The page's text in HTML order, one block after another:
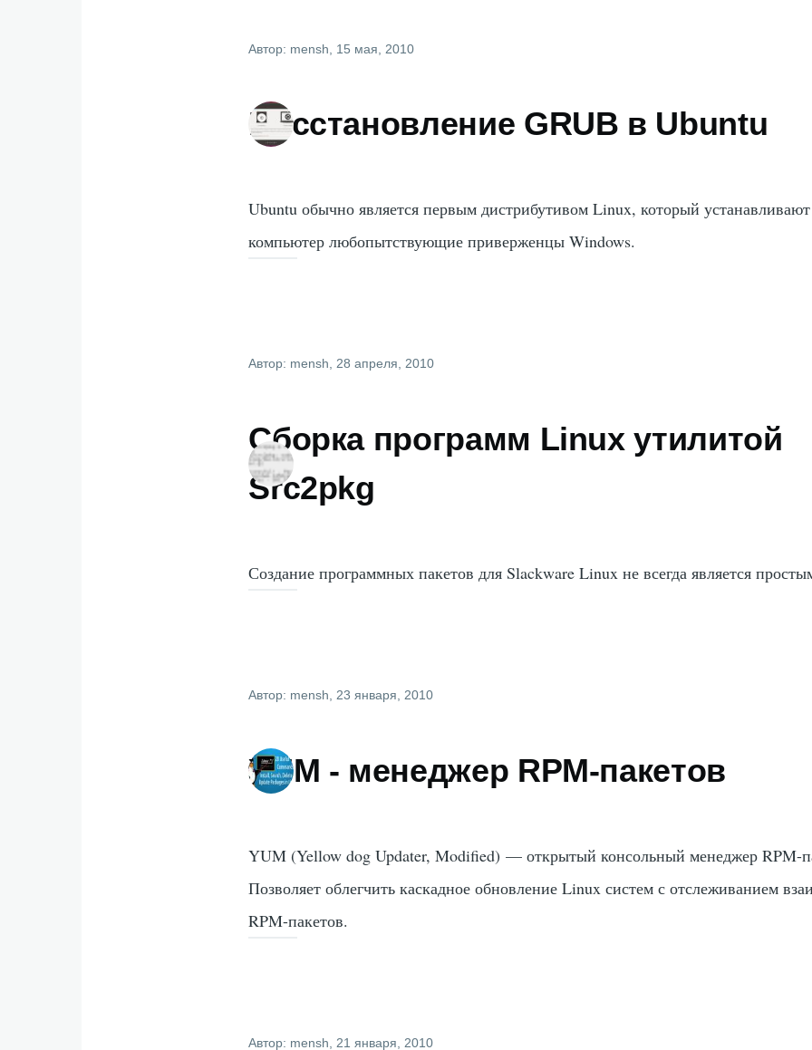
Автор: mensh , 15 мая, 2010
Восстановление GRUB в Ubuntu
Ubuntu обычно является первым дистрибутивом Linux, который
компьютер любопытствующие приверженцы Windows.
Автор: mensh, 28 апреля, 2010
Сборка программ Linux утилитой
Src2pkg
Создание программных пакетов для Slackware Linux не всегда является
Автор: mensh , 23 января, 2010
YUM - менеджер RPM-пакетов
YUM (Yellow dog Updater, Modified) — открытый консольный менеджер RPM-
Позволяет облегчить каскадное обновление Linux систем с отслеживанием
RPM-пакетов.
Автор: mensh , 21 января, 2010